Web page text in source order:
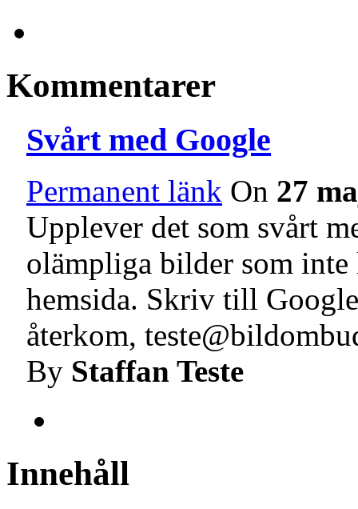
Kommentarer
Svårt med Google
Permanent länk On 27
Upplever det som svårt
olämpliga bilder som
hemsida. Skriv till
återkom,
By Staffan Teste
Innehåll